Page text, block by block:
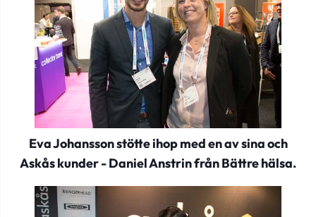
Eva Johansson stötte ihop med en av sina och
Askås kunder - Daniel Anstrin från Bättre hälsa.